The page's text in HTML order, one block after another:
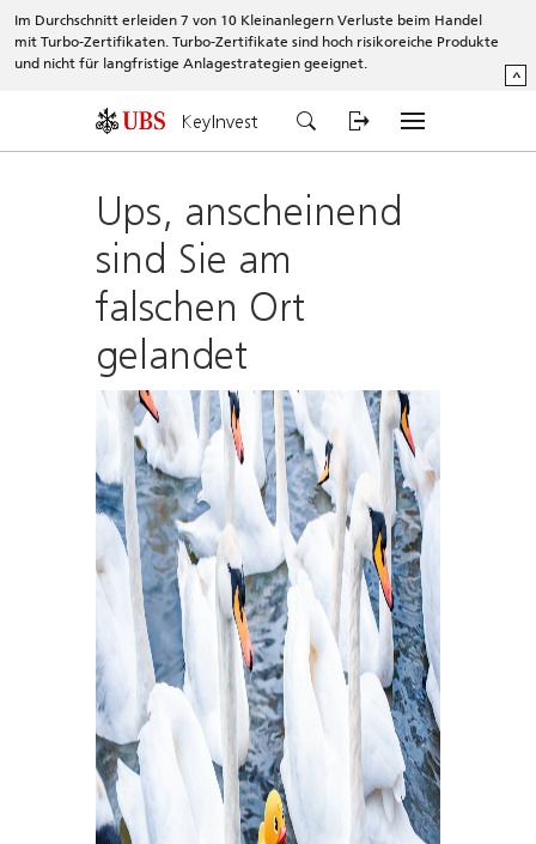
Im Durchschnitt erleiden 7 von 10 Kleinanlegern Verluste beim Handel
mit Turbo-Zertifikaten. Turbo-Zertifikate sind hoch risikoreiche Produkte
und nicht für langfristige Anlagestrategien geeignet.
^
KeyInvest
Ups, anscheinend
sind Sie am
falschen Ort
gelandet